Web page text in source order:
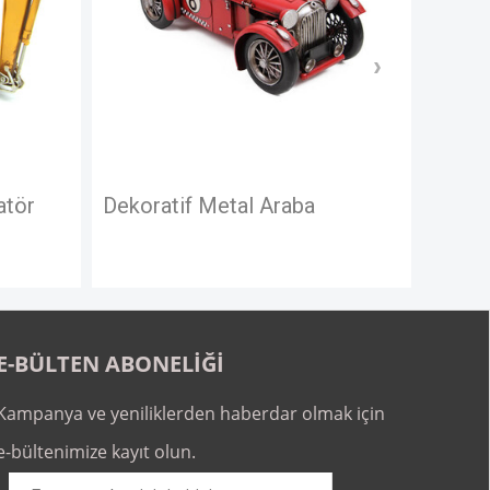
Dekoratif Metal Araba Çekici
BÜLTEN ABONELİĞİ
ve yeniliklerden haberdar olmak için
bültenimize kayıt olun.